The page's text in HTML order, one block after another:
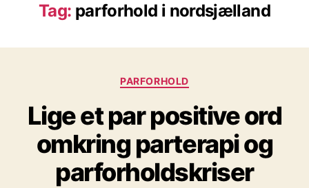
Tag: parforhold i nordsjælland
Kategorier
PARFORHOLD
Lige et par positive ord
omkring parterapi og
parforholdskriser